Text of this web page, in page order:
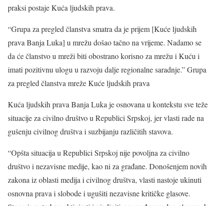
praksi postaje Kuća ljudskih prava.
“Grupa za pregled članstva smatra da je prijem [Kuće ljudskih
prava Banja Luka] u mrežu došao tačno na vrijeme. Nadamo se
da će članstvo u mreži biti obostrano korisno za mrežu i Kuću i
imati pozitivnu ulogu u razvoju dalje regionalne saradnje.” Grupa
za pregled članstva mreže Kuće ljudskih prava
Kuća ljudskih prava Banja Luka je osnovana u kontekstu sve teže
situacije za civilno društvo u Republici Srpskoj, jer vlasti rade na
gušenju civilnog društva i suzbijanju različitih stavova.
“Opšta situacija u Republici Srpskoj nije povoljna za civilno
društvo i nezavisne medije, kao ni za građane. Donošenjem novih
zakona iz oblasti medija i civilnog društva, vlasti nastoje ukinuti
osnovna prava i slobode i ugušiti nezavisne kritičke glasove.